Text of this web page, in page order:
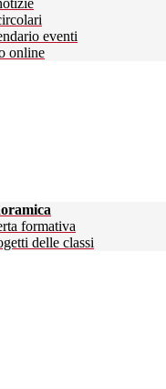
eventi
online
formativa
delle classi